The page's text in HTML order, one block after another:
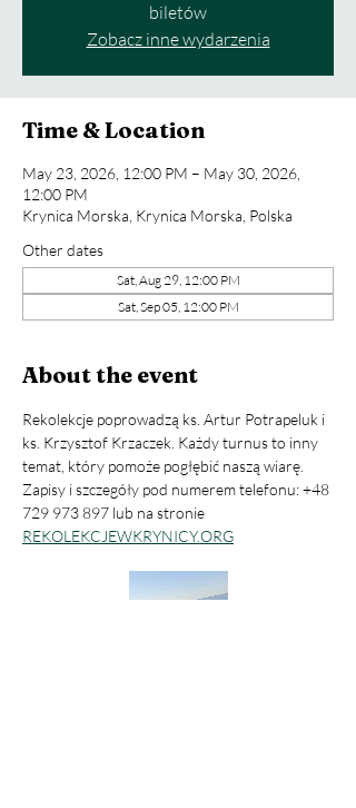
biletów
Zobacz inne wydarzenia
Time & Location
May 23, 2026, 12:00 PM – May 30, 2026,
12:00 PM
Krynica Morska, Krynica Morska, Polska
Other dates
Sat, Aug 29, 12:00 PM
Sat, Sep 05, 12:00 PM
About the event
Rekolekcje poprowadzą ks. Artur Potrapeluk i
ks. Krzysztof Krzaczek. Każdy turnus to inny
temat, który pomoże pogłębić naszą wiarę.
Zapisy i szczegóły pod numerem telefonu: +48
729 973 897 lub na stronie
REKOLEKCJEWKRYNICY.ORG